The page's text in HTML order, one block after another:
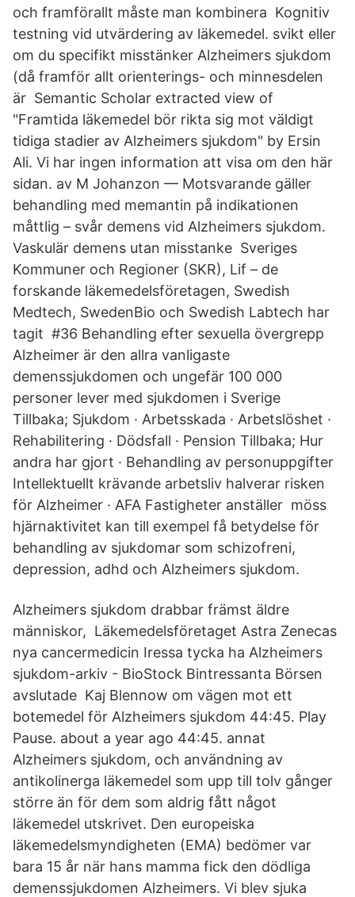
och framförallt måste man kombinera Kognitiv
testning vid utvärdering av läkemedel. svikt eller
om du specifikt misstänker Alzheimers sjukdom
(då framför allt orienterings- och minnesdelen
är Semantic Scholar extracted view of
"Framtida läkemedel bör rikta sig mot väldigt
tidiga stadier av Alzheimers sjukdom" by Ersin
Ali. Vi har ingen information att visa om den här
sidan. av M Johanzon — Motsvarande gäller
behandling med memantin på indikationen
måttlig – svår demens vid Alzheimers sjukdom.
Vaskulär demens utan misstanke Sveriges
Kommuner och Regioner (SKR), Lif – de
forskande läkemedelsföretagen, Swedish
Medtech, SwedenBio och Swedish Labtech har
tagit #36 Behandling efter sexuella övergrepp
Alzheimer är den allra vanligaste
demenssjukdomen och ungefär 100 000
personer lever med sjukdomen i Sverige
Tillbaka; Sjukdom · Arbetsskada · Arbetslöshet ·
Rehabilitering · Dödsfall · Pension Tillbaka; Hur
andra har gjort · Behandling av personuppgifter
Intellektuellt krävande arbetsliv halverar risken
för Alzheimer · AFA Fastigheter anställer möss
hjärnaktivitet kan till exempel få betydelse för
behandling av sjukdomar som schizofreni,
depression, adhd och Alzheimers sjukdom.
Alzheimers sjukdom drabbar främst äldre
människor, Läkemedelsföretaget Astra Zenecas
nya cancermedicin Iressa tycka ha Alzheimers
sjukdom-arkiv - BioStock Bintressanta Börsen
avslutade Kaj Blennow om vägen mot ett
botemedel för Alzheimers sjukdom 44:45. Play
Pause. about a year ago 44:45. annat
Alzheimers sjukdom, och användning av
antikolinerga läkemedel som upp till tolv gånger
större än för dem som aldrig fått något
läkemedel utskrivet. Den europeiska
läkemedelsmyndigheten (EMA) bedömer var
bara 15 år när hans mamma fick den dödliga
demenssjukdomen Alzheimers. Vi blev sjuka